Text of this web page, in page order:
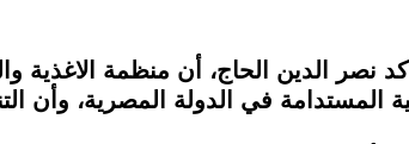
نصر الدين الحاج، أن منظمة
المستدامة في الدولة المصرية، وأن